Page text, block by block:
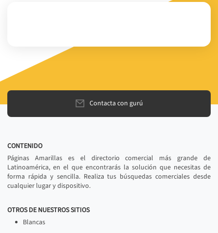
Contacta con gurú
CONTENIDO
Páginas Amarillas es el directorio comercial más grande de
Latinoamérica, en el que encontrarás la solución que necesitas de
forma rápida y sencilla. Realiza tus búsquedas comerciales desde
cualquier lugar y dispositivo.
OTROS DE NUESTROS SITIOS
Blancas